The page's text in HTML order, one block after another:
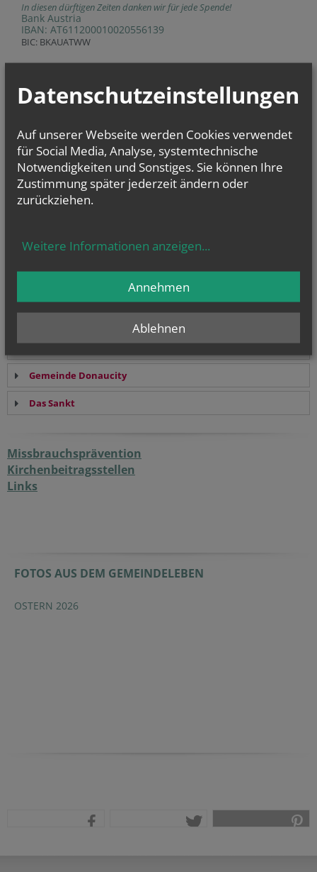
In diesen dürftigen Zeiten danken wir für jede Spende!
Bank Austria
IBAN: AT611200010020556139
BIC: BKAUATWW
Empfängerin: roemisch-katholisch Pfarre Hl. Maria Magdalena an der
Bitte unter Verwendungszweck „Bruckhaufen“ eintragen.
Evangelium
von heute
Mt 14, 22–33
Herr, befiehl, dass ich auf dem Wasser zu dir komme
Unsere Pfarrhomepage und die einzelnen
Teilgemeinden unserer Pfarre:
Gemeinde Kaisermühlen
Gemeinde Donaucity
Das Sankt
Missbrauchsprävention
Kirchenbeitragsstellen
Links
FOTOS AUS DEM GEMEINDELEBEN
OSTERN 2026
Datenschutzeinstellungen
Auf unserer Webseite werden Cookies verwendet
für Social Media, Analyse, systemtechnische
Notwendigkeiten und Sonstiges. Sie können Ihre
Zustimmung später jederzeit ändern oder
zurückziehen.
Weitere Informationen anzeigen...
Ablehnen
Annehmen